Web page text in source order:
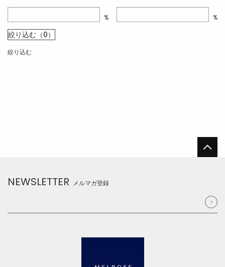
% %
絞り込む（0）
絞り込む
NEWSLETTER メルマガ登録